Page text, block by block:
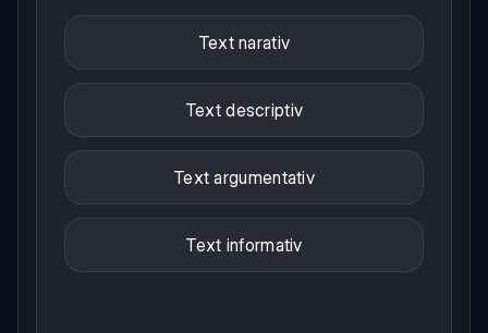
Text narativ
Text descriptiv
Text argumentativ
Text informativ